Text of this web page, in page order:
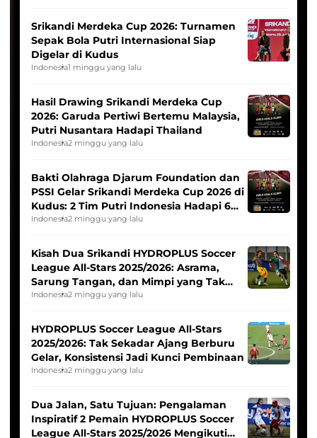
Srikandi Merdeka Cup 2026: Turnamen
Sepak Bola Putri Internasional Siap
Digelar di Kudus
Indonesia1 minggu yang lalu
Hasil Drawing Srikandi Merdeka Cup
2026: Garuda Pertiwi Bertemu Malaysia,
Putri Nusantara Hadapi Thailand
Indonesia2 minggu yang lalu
Bakti Olahraga Djarum Foundation dan
PSSI Gelar Srikandi Merdeka Cup 2026 di
Kudus: 2 Tim Putri Indonesia Hadapi 6
Tim Asia
Indonesia2 minggu yang lalu
Kisah Dua Srikandi HYDROPLUS Soccer
League All-Stars 2025/2026: Asrama,
Sarung Tangan, dan Mimpi yang Tak
Pernah Padam
Indonesia2 minggu yang lalu
HYDROPLUS Soccer League All-Stars
2025/2026: Tak Sekadar Ajang Berburu
Gelar, Konsistensi Jadi Kunci Pembinaan
Indonesia2 minggu yang lalu
Dua Jalan, Satu Tujuan: Pengalaman
Inspiratif 2 Pemain HYDROPLUS Soccer
League All-Stars 2025/2026 Mengikuti